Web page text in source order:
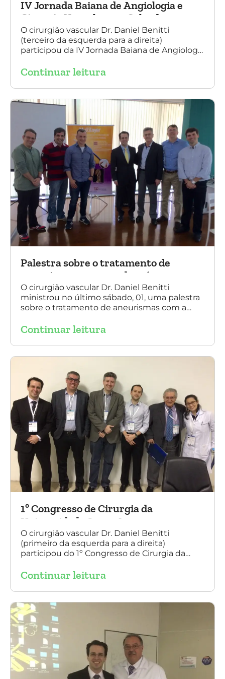
IV Jornada Baiana de Angiologia e
Cirurgia Vascular, em Salvador
O cirurgião vascular Dr. Daniel Benitti
(terceiro da esquerda para a direita)
participou da IV Jornada Baiana de Angiologia
29 de outubro. Na foto também está
SBACV (Sociedade Brasileira de Angiologia e
de Cirurgia Vascular) Bahia.
Continuar leitura
Palestra sobre o tratamento de
aneurismas com a endoprótese
multilayer, em Porto Alegre
O cirurgião vascular Dr. Daniel Benitti
ministrou no último sábado, 01, uma palestra
sobre o tratamento de aneurismas com a
foto, Dr. Daniel Benitti (ao centro) com os
Angiologia e Cirurgia Vascular do Rio Grande
do Sul.
Continuar leitura
1º Congresso de Cirurgia da
Universidade Santo Amaro
O cirurgião vascular Dr. Daniel Benitti
(primeiro da esquerda para a direita)
participou do 1º Congresso de Cirurgia da
de cirurgia endovascular. O evento também
Amato e do Dr. Adnam Neser.
Continuar leitura